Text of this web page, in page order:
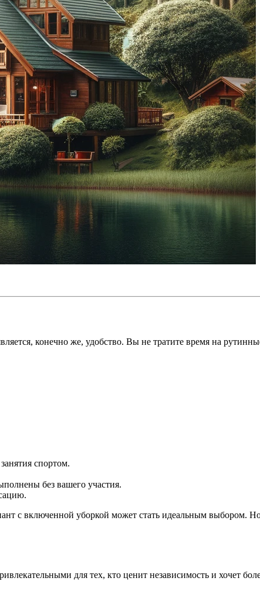
конечно же, удобство. Вы не тратите время на
спортом.
без вашего участия.
с включенной уборкой может стать идеальным выбором.
для тех, кто ценит независимость и хочет